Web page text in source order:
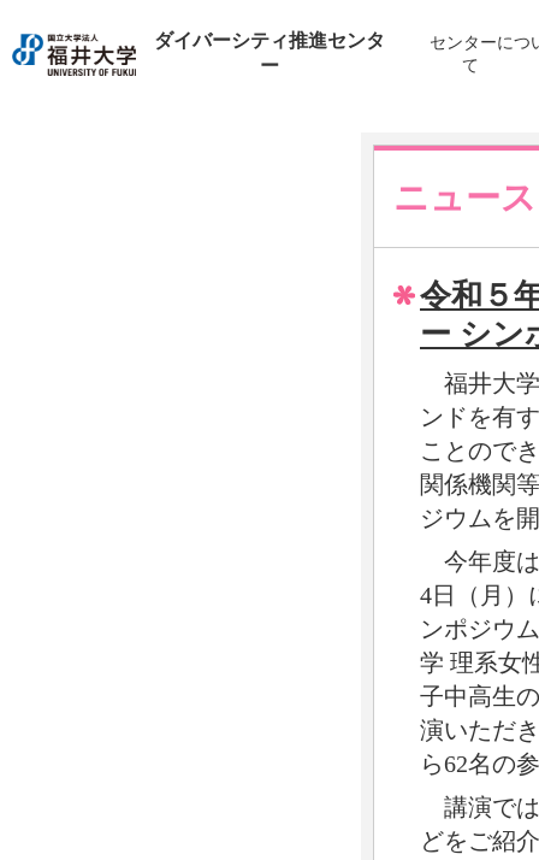
ダイバーシティ推進センタ
ー
センターにつ
て
ニュー
令和５
ー シン
福井大学
ンドを有
ことので
関係機関
ジウムを
今年度は
4日（月）
ンポジウ
学 理系女
子中高生
演いただ
ら62名の
講演では
どをご紹